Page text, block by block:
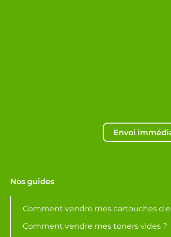
Envoi
Nos guides
Comment vendre mes cartouches
Comment vendre mes toners vides ?